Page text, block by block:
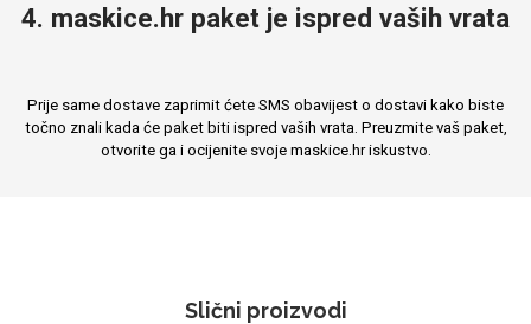
4. maskice.hr paket je ispred vaših vrata
Prije same dostave zaprimit ćete SMS obavijest o dostavi kako biste
točno znali kada će paket biti ispred vaših vrata. Preuzmite vaš paket,
otvorite ga i ocijenite svoje maskice.hr iskustvo.
Slični proizvodi